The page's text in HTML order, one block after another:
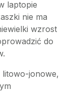
laptopie
nie ma
wzrost
do
litowo-jonowe,